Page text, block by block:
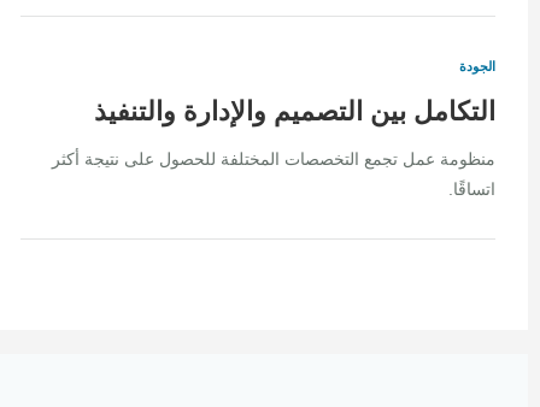
الجودة
التكامل بين التصميم والإدارة والتنفيذ
منظومة عمل تجمع التخصصات المختلفة للحصول على نتيجة أكثر
اتساقًا.